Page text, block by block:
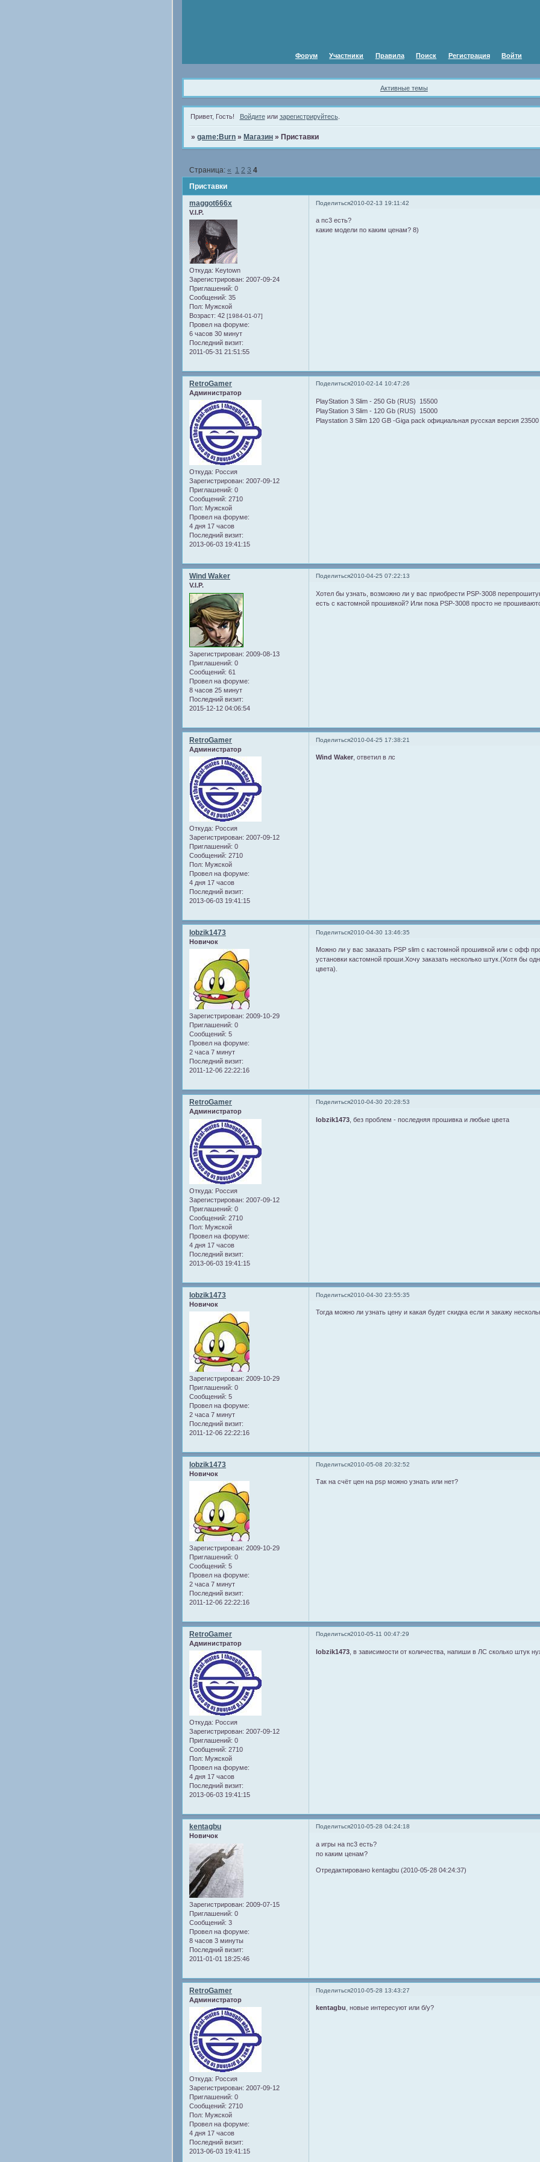
Форум Участники Правила Поиск Регистрация Войти
Активные темы
Привет, Гость! Войдитеили зарегистрируйтесь.
»game:Burn » Магазин » Приставки
Приставки
Страница:« 1 2 3 4
Поделиться2010-02-13 19:11:42
maggot666x
V.I.P.
Откуда: Keytown
Зарегистрирован: 2007-09-24
Приглашений: 0
Сообщений: 35
Пол: Мужской
Возраст: 42 [1984-01-07]
Провел на форуме:
6 часов 30 минут
Последний визит:
2011-05-31 21:51:55
а пс3 есть?
какие модели по каким ценам? 8)
Поделиться2010-02-14 10:47:26
RetroGamer
Администратор
Откуда: Россия
Зарегистрирован: 2007-09-12
Приглашений: 0
Сообщений: 2710
Пол: Мужской
Провел на форуме:
4 дня 17 часов
Последний визит:
2013-06-03 19:41:15
PlayStation 3 Slim - 250 Gb (RUS) 15500
PlayStation 3 Slim - 120 Gb (RUS) 15000
Playstation 3 Slim 120 GB -Giga pack официальная русская версия 23500
Поделиться2010-04-25 07:22:13
Wind Waker
V.I.P.
Зарегистрирован: 2009-08-13
Приглашений: 0
Сообщений: 61
Провел на форуме:
8 часов 25 минут
Последний визит:
2015-12-12 04:06:54
Хотел бы узнать, возможно ли у вас приобрести PSP-3008
есть с кастомной прошивкой? Или пока PSP-3008 просто не
Поделиться2010-04-25 17:38:21
RetroGamer
Администратор
Откуда: Россия
Зарегистрирован: 2007-09-12
Приглашений: 0
Сообщений: 2710
Пол: Мужской
Провел на форуме:
4 дня 17 часов
Последний визит:
2013-06-03 19:41:15
Wind Waker , ответил в лс
Поделиться2010-04-30 13:46:35
lobzik1473
Новичок
Зарегистрирован: 2009-10-29
Приглашений: 0
Сообщений: 5
Провел на форуме:
2 часа 7 минут
Последний визит:
2011-12-06 22:22:16
Можно ли у вас заказать PSP slim с кастомной прошивкой или с офф
установки кастомной проши.Хочу заказать несколько штук.(Хотя бы
цвета).
Поделиться2010-04-30 20:28:53
RetroGamer
Администратор
Откуда: Россия
Зарегистрирован: 2007-09-12
Приглашений: 0
Сообщений: 2710
Пол: Мужской
Провел на форуме:
4 дня 17 часов
Последний визит:
2013-06-03 19:41:15
lobzik1473 , без проблем - последняя прошивка и любые цвета
Поделиться2010-04-30 23:55:35
lobzik1473
Новичок
Зарегистрирован: 2009-10-29
Приглашений: 0
Сообщений: 5
Провел на форуме:
2 часа 7 минут
Последний визит:
2011-12-06 22:22:16
Тогда можно ли узнать цену и какая будет скидка если я закажу
Поделиться2010-05-08 20:32:52
lobzik1473
Новичок
Зарегистрирован: 2009-10-29
Приглашений: 0
Сообщений: 5
Провел на форуме:
2 часа 7 минут
Последний визит:
2011-12-06 22:22:16
Так на счёт цен на psp можно узнать или нет?
Поделиться2010-05-11 00:47:29
RetroGamer
Администратор
Откуда: Россия
Зарегистрирован: 2007-09-12
Приглашений: 0
Сообщений: 2710
Пол: Мужской
Провел на форуме:
4 дня 17 часов
Последний визит:
2013-06-03 19:41:15
lobzik1473 , в зависимости от количества, напиши в ЛС сколько штук
Поделиться2010-05-28 04:24:18
kentagbu
Новичок
Зарегистрирован: 2009-07-15
Приглашений: 0
Сообщений: 3
Провел на форуме:
8 часов 3 минуты
Последний визит:
2011-01-01 18:25:46
а игры на пс3 есть?
по каким ценам?
Отредактировано kentagbu (2010-05-28 04:24:37)
Поделиться2010-05-28 13:43:27
RetroGamer
Администратор
Откуда: Россия
Зарегистрирован: 2007-09-12
Приглашений: 0
Сообщений: 2710
Пол: Мужской
Провел на форуме:
4 дня 17 часов
Последний визит:
2013-06-03 19:41:15
kentagbu , новые интересуют или б/у?